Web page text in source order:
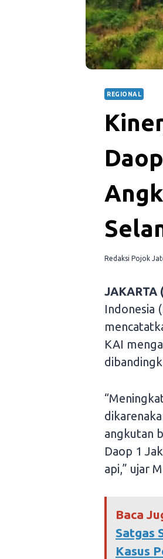
REGIONAL
Redaksi Pojok
JAKARTA
Indonesia
KAI
angkutan
Daop 1
api,” ujar
Baca
Satgas
Kasus